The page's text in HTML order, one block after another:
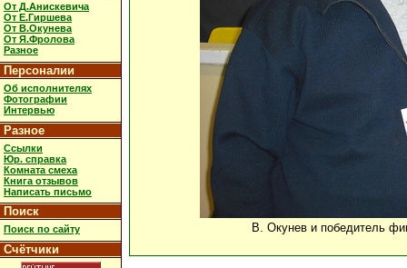
От Д.Анискевича
От Е.Гиршева
От В.Окунева
От Я.Фролова
Разное
Персоналии
Об исполнителях
Фотографии
Интервью
Разное
Ссылки
Юр. справка
Комната смеха
Книга отзывов
Написать письмо
Поиск
Поиск по сайту
Счётчики
В. Окунев и победитель